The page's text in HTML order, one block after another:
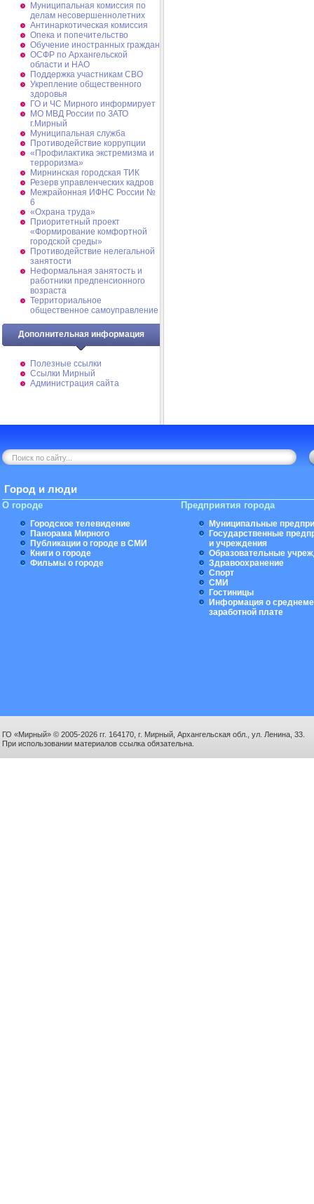
Муниципальная комиссия по
делам несовершеннолетних
Антинаркотическая комиссия
Опека и попечительство
Обучение иностранных граждан
ОСФР по Архангельской
области и НАО
Поддержка участникам СВО
Укрепление общественного
здоровья
ГО и ЧС Мирного информирует
МО МВД России по ЗАТО
г.Мирный
Муниципальная cлужба
Противодействие коррупции
«Профилактика экстремизма и
терроризма»
Мирнинская городская ТИК
Резерв управленческих кадров
Межрайонная ИФНС России №
6
«Охрана труда»
Приоритетный проект
«Формирование комфортной
городской среды»
Противодействие нелегальной
занятости
Неформальная занятость и
работники предпенсионного
возраста
Территориальное
общественное самоуправление
Дополнительная информация
Полезные ссылки
Ссылки Мирный
Администрация сайта
Город и люди
О городе
Городское телевидение
Панорама Мирного
Публикации о городе в СМИ
Книги о городе
Фильмы о городе
Предприятия города
Муниципальные
Государственные
и учреждения
Образовательные
Здравоохранение
Спорт
СМИ
Гостиницы
Информация о
заработной плате
ГО «Мирный» © 2005-2026 гг. 164170, г. Мирный, Архангельская обл., ул. Ленина, 33.
При использовании материалов ссылка обязательна.